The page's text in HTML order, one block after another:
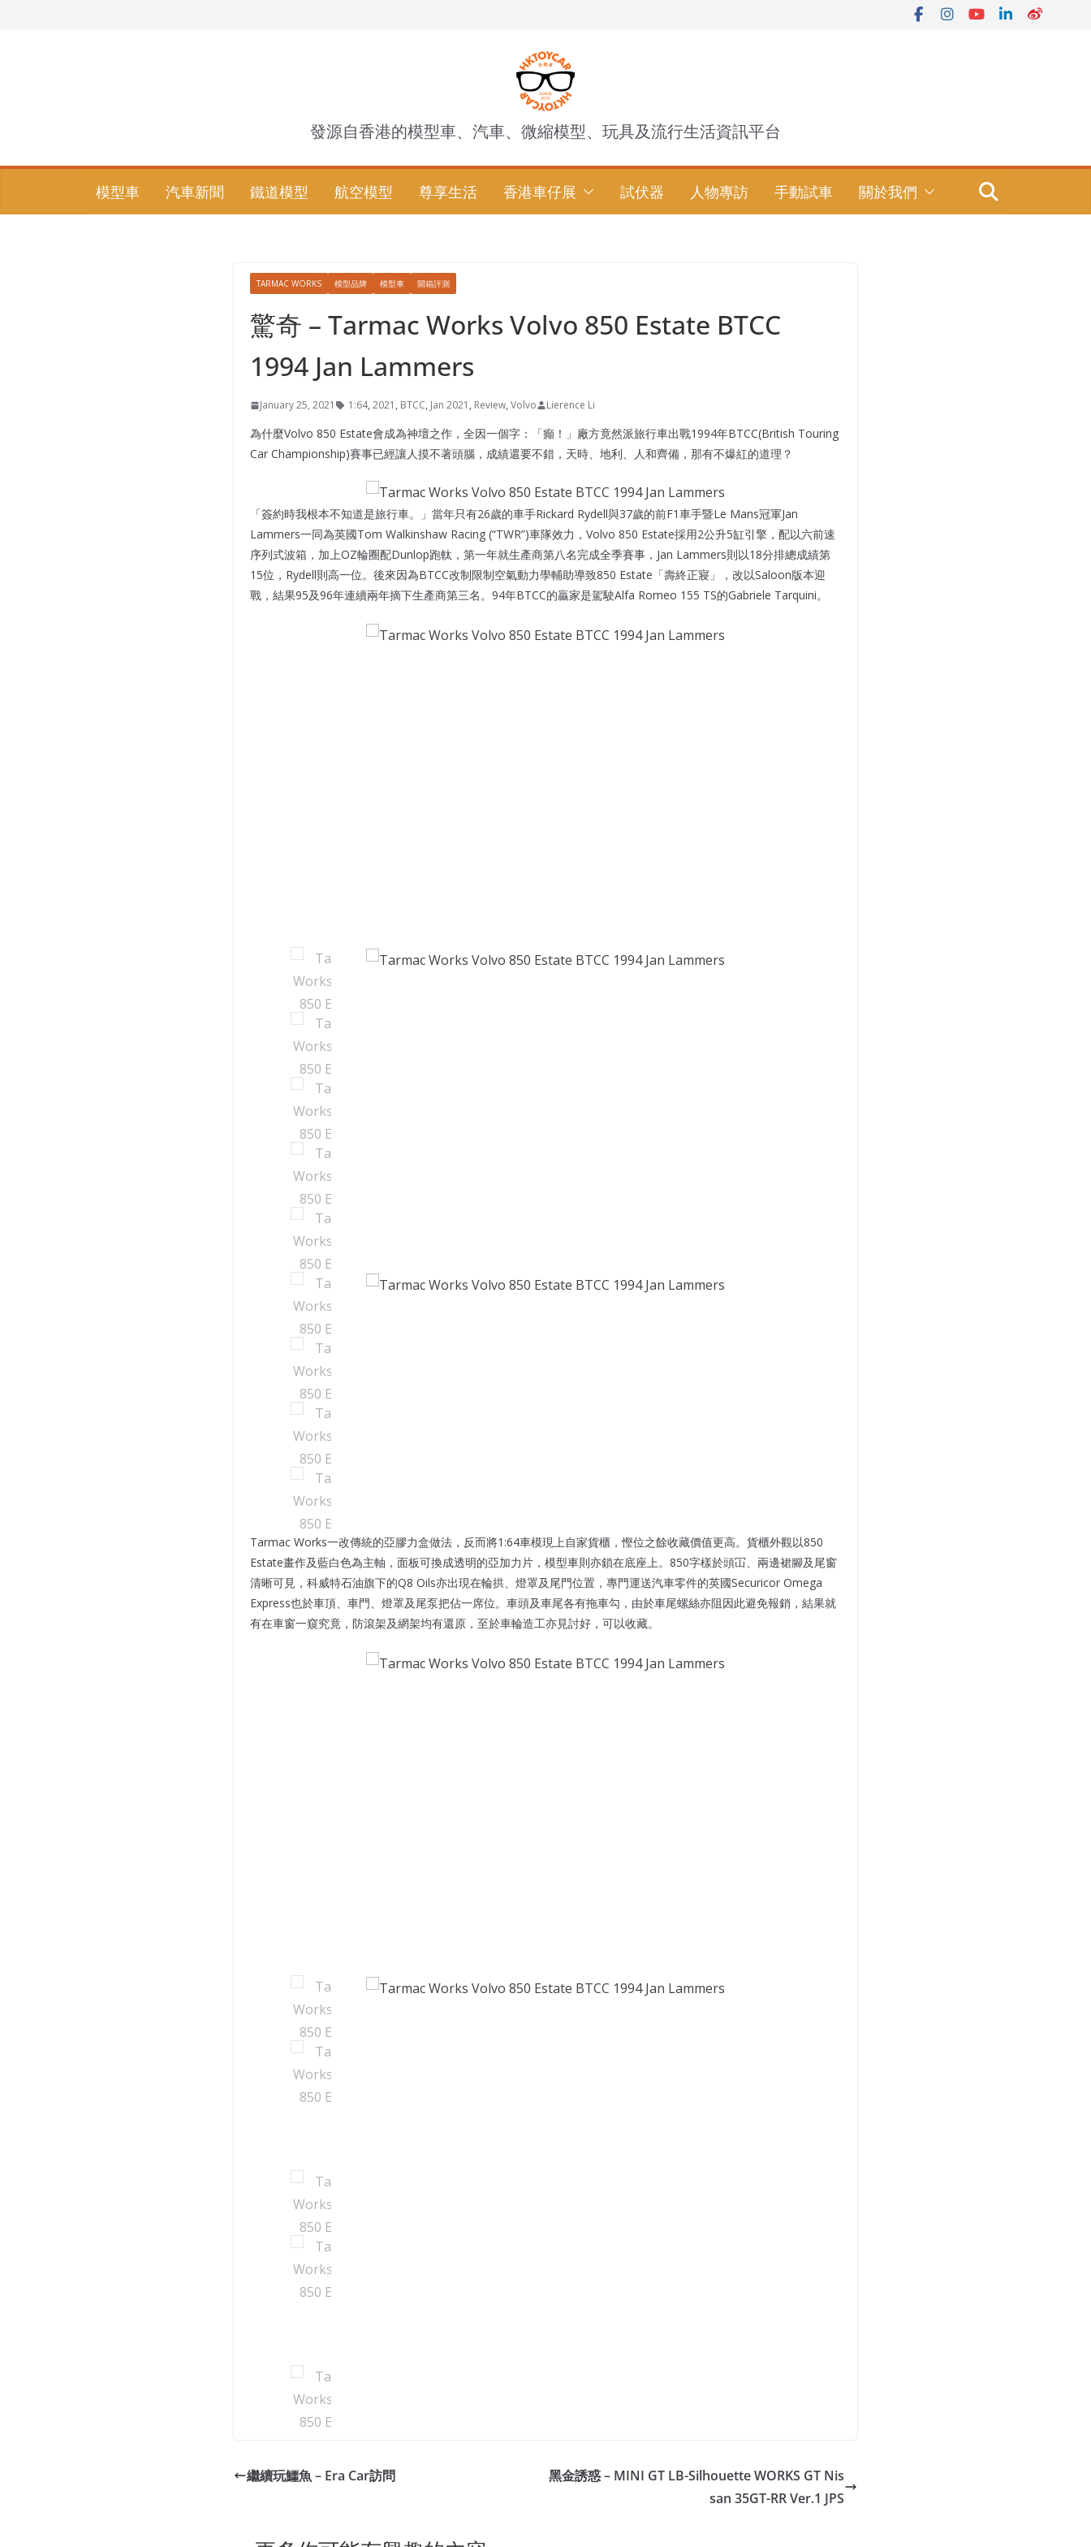
發源自香港的模型車、汽車、微縮模型、玩具及流行生活資訊平台
模型車 汽車新聞 鐵道模型 航空模型 尊享生活 香港車仔展 試伏器 人物專訪 手動試車 關於我們
TARMAC WORKS 模型品牌 模型車 開箱評測
驚奇 – Tarmac Works Volvo 850 Estate BTCC
1994 Jan Lammers
January 25, 2021 1:64, 2021 , BTCC, Jan 2021 , Review, Volvo Lierence Li
為什麼Volvo 850 Estate會成為神壇之作，全因一個字：「癲！」廠方竟然派旅行車出戰1994年BTCC(British Touring
Car Championship)賽事已經讓人摸不著頭腦，成績還要不錯，天時、地利、人和齊備，那有不爆紅的道理？
「簽約時我根本不知道是旅行車。」當年只有26歲的車手Rickard Rydell與37歲的前F1車手暨Le Mans冠軍Jan
Lammers一同為英國Tom Walkinshaw Racing (“TWR”)車隊效力，Volvo 850 Estate採用2公升5缸引擎，配以六前速
序列式波箱，加上OZ輪圈配Dunlop跑軚，第一年就生產商第八名完成全季賽事，Jan Lammers則以18分排總成績第
15位，Rydell則高一位。後來因為BTCC改制限制空氣動力學輔助導致850 Estate「壽終正寢」，改以Saloon版本迎
戰，結果95及96年連續兩年摘下生產商第三名。94年BTCC的贏家是駕駛Alfa Romeo 155 TS的Gabriele Tarquini。
Tarmac Works一改傳統的亞膠力盒做法，反而將1:64車模現上自家貨櫃，慳位之餘收藏價值更高。貨櫃外觀以850
Estate畫作及藍白色為主軸，面板可換成透明的亞加力片，模型車則亦鎖在底座上。850字樣於頭冚、兩邊裙腳及尾窗
清晰可見，科威特石油旗下的Q8 Oils亦出現在輪拱、燈罩及尾門位置，專門運送汽車零件的英國Securicor Omega
Express也於車頂、車門、燈罩及尾泵把佔一席位。車頭及車尾各有拖車勾，由於車尾螺絲亦阻因此避免報銷，結果就
有在車窗一窺究竟，防滾架及網架均有還原，至於車輪造工亦見討好，可以收藏。
繼續玩鱷魚 – Era Car訪問
黑金誘惑 – MINI GT LB-Silhouette WORKS GT Nis
san 35GT-RR Ver.1 JPS